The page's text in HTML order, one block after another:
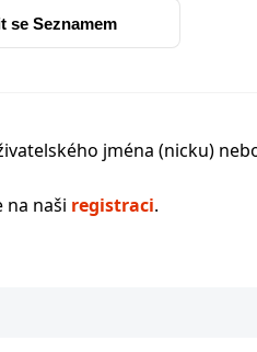
se Seznamem
jména (nicku)
na naši registraci.